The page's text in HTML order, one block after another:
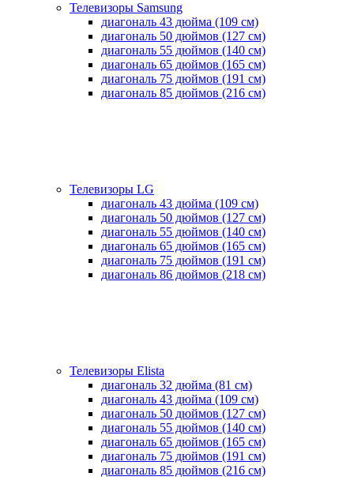
Телевизоры Samsung
диагональ 43 дюйма (109 см)
диагональ 50 дюймов (127 см)
диагональ 55 дюймов (140 cм)
диагональ 65 дюймов (165 cм)
диагональ 75 дюймов (191 см)
диагональ 85 дюймов (216 см)
Телевизоры LG
диагональ 43 дюйма (109 см)
диагональ 50 дюймов (127 см)
диагональ 55 дюймов (140 cм)
диагональ 65 дюймов (165 cм)
диагональ 75 дюймов (191 см)
диагональ 86 дюймов (218 см)
Телевизоры Elista
диагональ 32 дюйма (81 см)
диагональ 43 дюйма (109 см)
диагональ 50 дюймов (127 см)
диагональ 55 дюймов (140 cм)
диагональ 65 дюймов (165 cм)
диагональ 75 дюймов (191 см)
диагональ 85 дюймов (216 см)